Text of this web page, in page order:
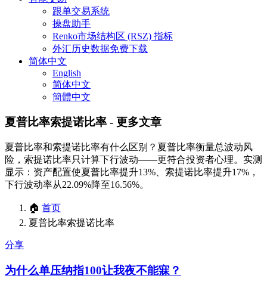
跟单交易系统
操盘助手
Renko市场结构区 (RSZ) 指标
外汇历史数据免费下载
简体中文
English
简体中文
簡體中文
夏普比率索提诺比率 - 更多文章
夏普比率和索提诺比率有什么区别？夏普比率衡量总波动风
险，索提诺比率只计算下行波动——更符合投资者心理。实测
显示：资产配置使夏普比率提升13%、索提诺比率提升17%，
下行波动率从22.09%降至16.56%。
🏠 首页
夏普比率索提诺比率
分享
为什么单压纳指100让我夜不能寐？